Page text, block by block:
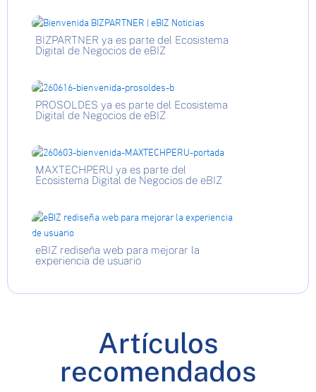
BIZPARTNER ya es parte del Ecosistema
Digital de Negocios de eBIZ
PROSOLDES ya es parte del Ecosistema
Digital de Negocios de eBIZ
MAXTECHPERU ya es parte del
Ecosistema Digital de Negocios de eBIZ
eBIZ rediseña web para mejorar la
experiencia de usuario
Artículos
recomendados